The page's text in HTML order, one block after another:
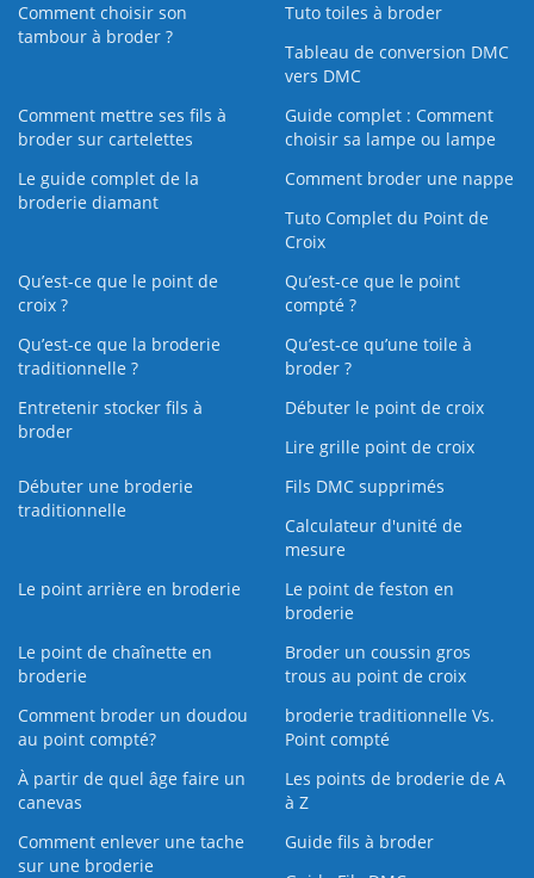
Comment choisir son
tambour à broder ?
Tuto toiles à broder
Tableau de conversion DMC
vers DMC
Comment mettre ses fils à
broder sur cartelettes
Guide complet : Comment
choisir sa lampe ou lampe
Le guide complet de la
broderie diamant
Comment broder une nappe
Tuto Complet du Point de
Croix
Qu’est-ce que le point de
croix ?
Qu’est-ce que le point
compté ?
Qu’est-ce que la broderie
traditionnelle ?
Qu’est‑ce qu’une toile à
broder ?
Entretenir stocker fils à
broder
Débuter le point de croix
Lire grille point de croix
Débuter une broderie
traditionnelle
Fils DMC supprimés
Calculateur d'unité de
mesure
Le point arrière en broderie
Le point de feston en
broderie
Le point de chaînette en
broderie
Broder un coussin gros
trous au point de croix
Comment broder un doudou
au point compté?
broderie traditionnelle Vs.
Point compté
À partir de quel âge faire un
canevas
Les points de broderie de A
à Z
Comment enlever une tache
sur une broderie
Guide fils à broder